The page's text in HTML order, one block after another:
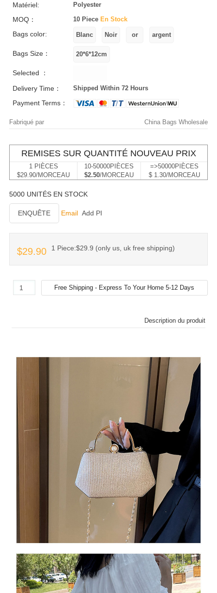
Matériel: Polyester
MOQ： 10 Piece En Stock
Bags color:
Bags Size：
Selected ：
Delivery Time：
Shipped Within 72 Hours
Payment Terms：
Fabriqué par China Bags Wholesale
REMISES SUR QUANTITÉ NOUVEAU PRIX
1 PIÈCES
$29.90/MORCEAU
10-50000PIÈCES
$2.50/MORCEAU
=>50000PIÈCES
$ 1.30/MORCEAU
5000 UNITÉS EN STOCK
ENQUÊTE Email Add PI
$29.90 1 Piece:$29.9 (only us, uk free shipping)
Description du produit